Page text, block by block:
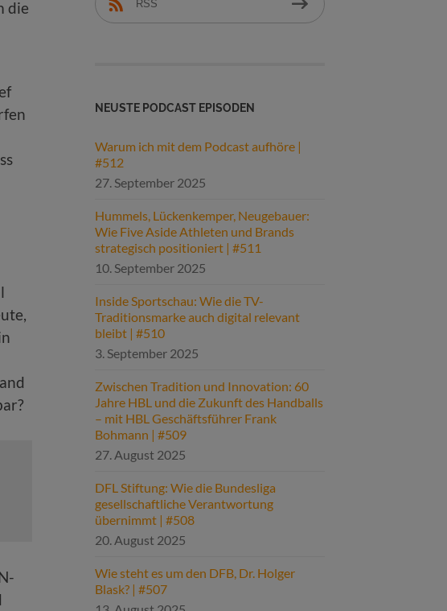
die
RSS
NEUSTE PODCAST EPISODEN
Warum ich mit dem Podcast aufhöre |
#512
27. September 2025
Hummels, Lückenkemper, Neugebauer:
Wie Five Aside Athleten und Brands
strategisch positioniert | #511
10. September 2025
Inside Sportschau: Wie die TV-
Traditionsmarke auch digital relevant
bleibt | #510
3. September 2025
Zwischen Tradition und Innovation: 60
Jahre HBL und die Zukunft des Handballs
– mit HBL Geschäftsführer Frank
Bohmann | #509
27. August 2025
DFL Stiftung: Wie die Bundesliga
gesellschaftliche Verantwortung
übernimmt | #508
20. August 2025
Wie steht es um den DFB, Dr. Holger
Blask? | #507